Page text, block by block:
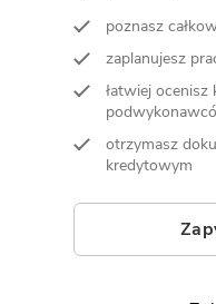
poznasz
zaplanujesz
łatwiej
otrzymasz
kredytowym